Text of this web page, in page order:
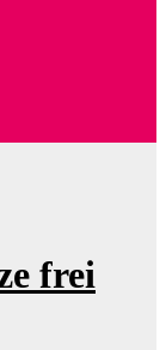
frei